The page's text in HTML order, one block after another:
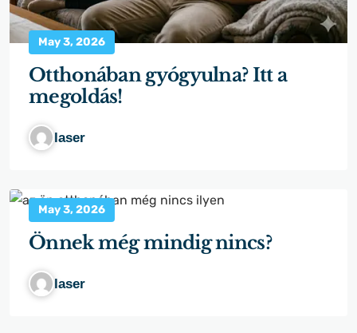
May 3, 2026
Otthonában gyógyulna? Itt a
megoldás!
laser
May 3, 2026
Önnek még mindig nincs?
laser